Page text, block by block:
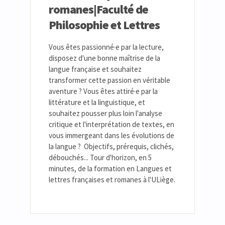
romanes|Faculté de
Philosophie et Lettres
Vous êtes passionné·e par la lecture,
disposez d'une bonne maîtrise de la
langue française et souhaitez
transformer cette passion en véritable
aventure ? Vous êtes attiré·e par la
littérature et la linguistique, et
souhaitez pousser plus loin l'analyse
critique et l'interprétation de textes, en
vous immergeant dans les évolutions de
la langue ? Objectifs, prérequis, clichés,
débouchés... Tour d'horizon, en 5
minutes, de la formation en Langues et
lettres françaises et romanes à l'ULiège.